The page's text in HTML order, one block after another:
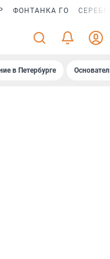
ФОНТАНКА ГО
в Петербурге